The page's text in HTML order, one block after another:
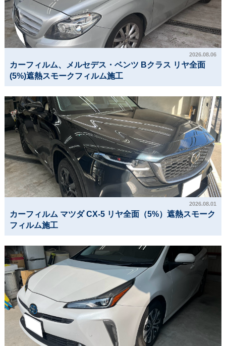
2026.08.06
カーフィルム、メルセデス・ベンツ Bクラス リヤ全面
(5%)遮熱スモークフィルム施工
2026.08.01
カーフィルム マツダ CX-5 リヤ全面（5%）遮熱スモーク
フィルム施工